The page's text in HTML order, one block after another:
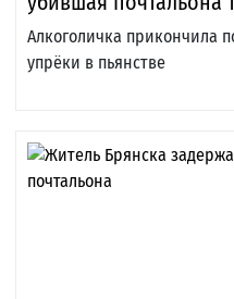
Алкоголичка прикончила
упрёки в пьянстве